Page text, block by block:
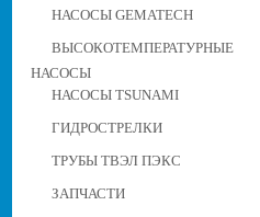
НАСОСЫ GEMATECH
ВЫСОКОТЕМПЕРАТУРНЫЕ
НАСОСЫ
НАСОСЫ TSUNAMI
ГИДРОСТРЕЛКИ
ТРУБЫ ТВЭЛ ПЭКС
ЗАПЧАСТИ